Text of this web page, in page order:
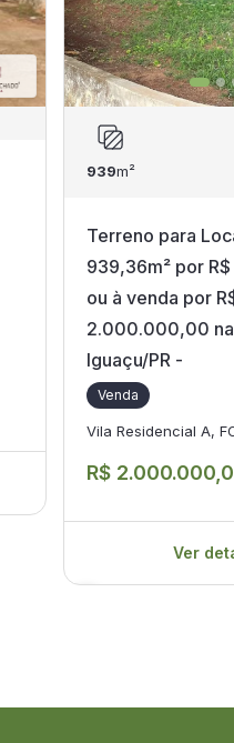
939m²
Terreno para
939,36m² por
ou à venda por
2.000.000,00 na
Iguaçu/PR -
Venda
Vila Residencial A,
R$
Ver